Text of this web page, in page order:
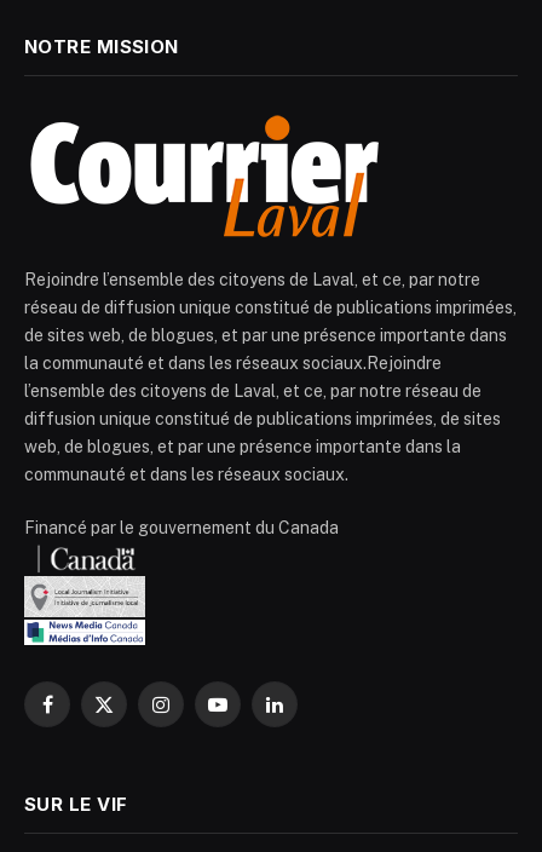
NOTRE MISSION
Rejoindre l’ensemble des citoyens de Laval, et ce, par notre
réseau de diffusion unique constitué de publications imprimées,
de sites web, de blogues, et par une présence importante dans
la communauté et dans les réseaux sociaux.Rejoindre
l’ensemble des citoyens de Laval, et ce, par notre réseau de
diffusion unique constitué de publications imprimées, de sites
web, de blogues, et par une présence importante dans la
communauté et dans les réseaux sociaux.
Financé par le gouvernement du Canada
Facebook
X
InstagramYouTubeLinkedIn
SUR LE VIF